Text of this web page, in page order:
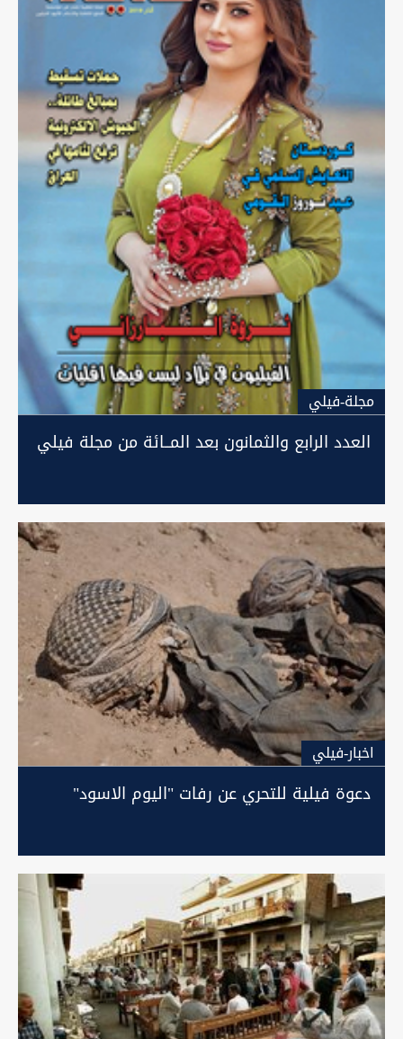
مجلة-فيلي
العدد الرابع والثمانون بعد المــائة من مجلة فيلي
اخبار-فيلي
دعوة فيلية للتحري عن رفات "اليوم الاسود"